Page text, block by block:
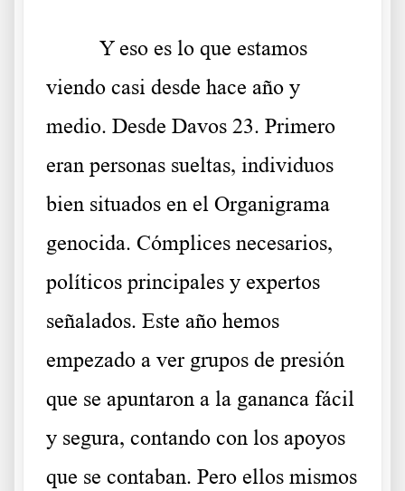
Y eso es lo que estamos
viendo casi desde hace año y
medio. Desde Davos 23. Primero
eran personas sueltas, individuos
bien situados en el Organigrama
genocida. Cómplices necesarios,
políticos principales y expertos
señalados. Este año hemos
empezado a ver grupos de presión
que se apuntaron a la gananca fácil
y segura, contando con los apoyos
que se contaban. Pero ellos mismos